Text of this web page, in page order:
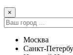
×
Москва
Санкт-